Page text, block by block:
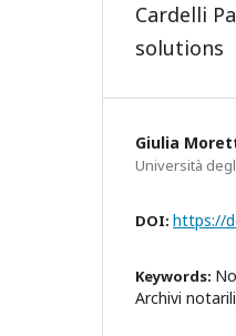
Cardelli
solutions
Giulia
Università
DOI: https://
Keywords:
Archivi